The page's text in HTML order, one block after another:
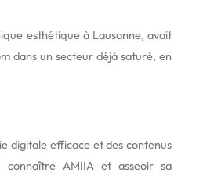
esthétique à Lausanne, avait
dans un secteur déjà saturé, en
digitale efficace et des contenus
connaître AMIIA et asseoir sa